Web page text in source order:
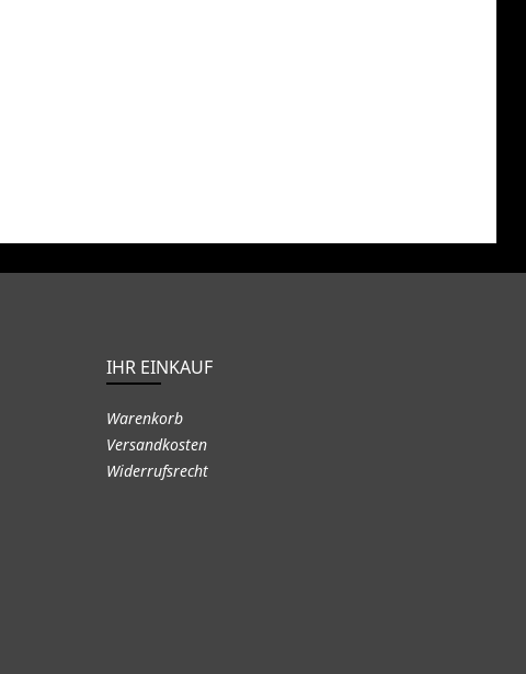
IHR EINKAUF
Warenkorb
Versandkosten
Widerrufsrecht